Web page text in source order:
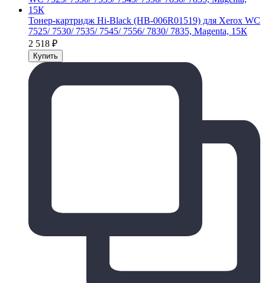
Тонер-картридж Hi-Black (HB-006R01519) для Xerox WC
7525/ 7530/ 7535/ 7545/ 7556/ 7830/ 7835, Magenta, 15К
2 518 ₽